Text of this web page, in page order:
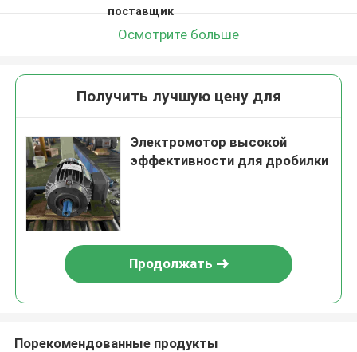
поставщик
Осмотрите больше
Получить лучшую цену для
Электромотор высокой
эффективности для дробилки
Продолжать
Порекомендованные продукты